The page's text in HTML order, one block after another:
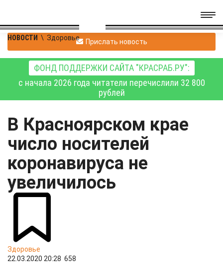
НОВОСТИ \ Здоровье Прислать новость
ФОНД ПОДДЕРЖКИ САЙТА "КРАСРАБ.РУ":
с начала 2026 года читатели перечислили 32 800
рублей
В Красноярском крае
число носителей
коронавируса не
увеличилось
Здоровье
22.03.2020 20:28 658